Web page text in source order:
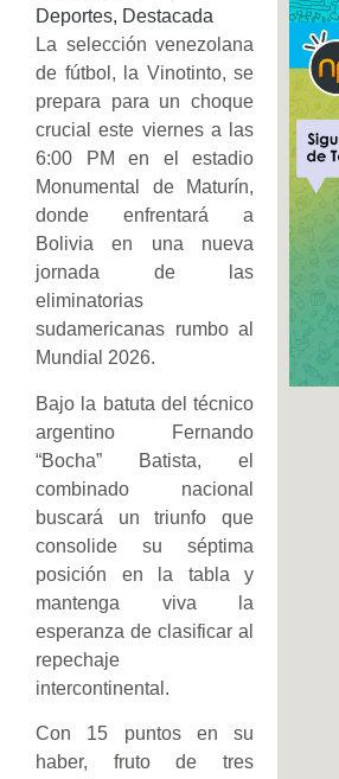
Deportes, Destacada
La selección venezolana
de fútbol, la Vinotinto, se
prepara para un choque
crucial este viernes a las
6:00 PM en el estadio
Monumental de Maturín,
donde enfrentará a
Bolivia en una nueva
jornada de las
eliminatorias
sudamericanas rumbo al
Mundial 2026.
Bajo la batuta del técnico
argentino Fernando
“Bocha” Batista, el
combinado nacional
buscará un triunfo que
consolide su séptima
posición en la tabla y
mantenga viva la
esperanza de clasificar al
repechaje
intercontinental.
Con 15 puntos en su
haber, fruto de tres